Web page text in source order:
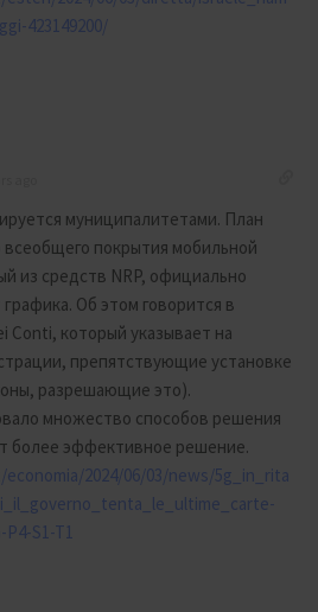
423149200/
муниципалитетами. План
покрытия мобильной
из средств NRP, официально
Об этом говорится в
Conti, который указывает на
препятствующие установке
разрешающие это).
множество способов решения
более эффективное решение.
2024/06/03/news/5g_in_rita
P4-S1-T1